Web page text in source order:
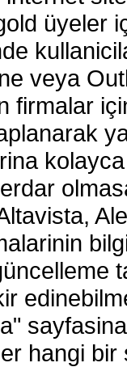
üyeler
veya
firmalar
hangi